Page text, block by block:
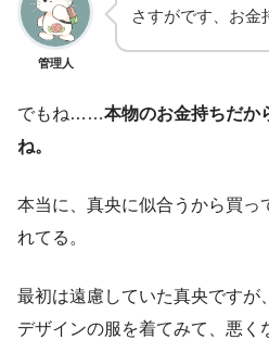
管理人
さすがです、お金
でもね……本物のお金持ちだか
ね。
本当に、真央に似合うから買っ
れてる。
最初は遠慮していた真央ですが
デザインの服を着てみて、悪く